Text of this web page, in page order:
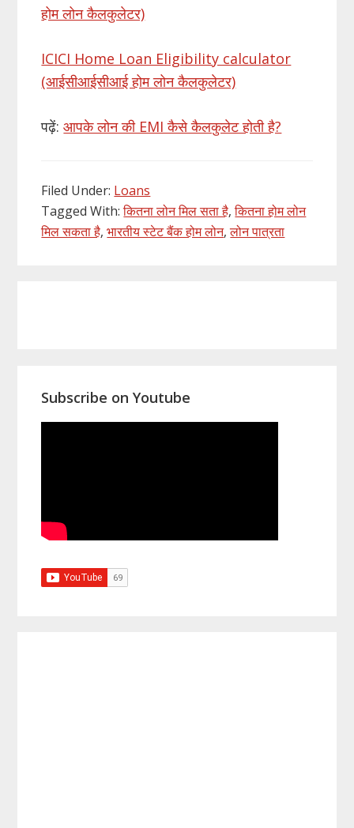
होम लोन कैलकुलेटर)
ICICI Home Loan Eligibility calculator
(आईसीआईसीआई होम लोन कैलकुलेटर)
पढ़ें:आपके लोन की EMI कैसे कैलकुलेट होती है?
Filed Under: Loans
Tagged With:कितना लोन मिल सता है,कितना होम लोन
मिल सकता है,भारतीय स्टेट बैंक होम लोन,लोन पात्रता
Subscribe on Youtube